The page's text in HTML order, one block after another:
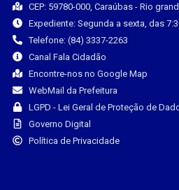
CEP: 59780-000, Caraúbas - Rio
Expediente: Segunda a sexta, das
Telefone: (84) 3337-2263
Canal Fala Cidadão
Encontre-nos no Google Map
WebMail da Prefeitura
LGPD - Lei Geral de Proteção de
Governo Digital
Política de Privacidade